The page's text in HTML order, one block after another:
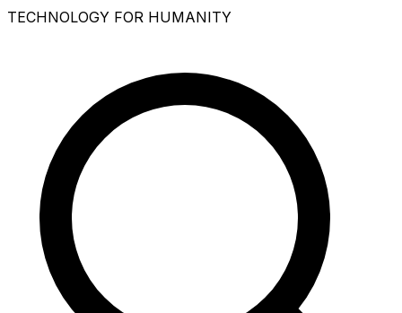
TECHNOLOGY FOR HUMANITY